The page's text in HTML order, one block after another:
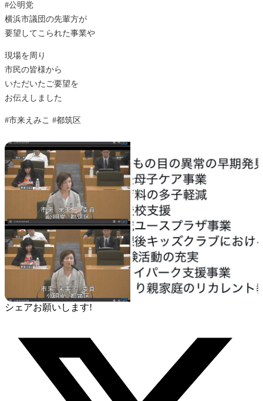
#公明党
横浜市議団の先輩方が
要望してこられた事業や
現場を周り
市民の皆様から
いただいたご要望を
お伝えしました
#市来えみこ #都筑区
シェアお願いします!